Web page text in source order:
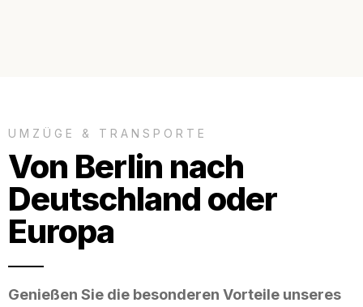
UMZÜGE & TRANSPORTE
Von Berlin nach
Deutschland oder
Europa
Genießen Sie die besonderen Vorteile unseres